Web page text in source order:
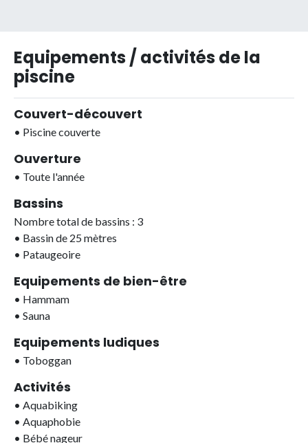
Equipements / activités de la
piscine
Couvert-découvert
• Piscine couverte
Ouverture
• Toute l'année
Bassins
Nombre total de bassins : 3
• Bassin de 25 mètres
• Pataugeoire
Equipements de bien-être
• Hammam
• Sauna
Equipements ludiques
• Toboggan
Activités
• Aquabiking
• Aquaphobie
• Bébé nageur